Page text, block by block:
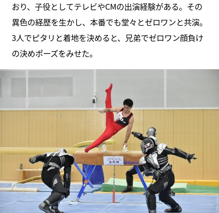
おり、子役としてテレビやCMの出演経験がある。その
異色の経歴を生かし、本番でも堂々とゼロワンと共演。
3人でピタリと着地を決めると、兄弟でゼロワン顔負け
の決めポーズをみせた。